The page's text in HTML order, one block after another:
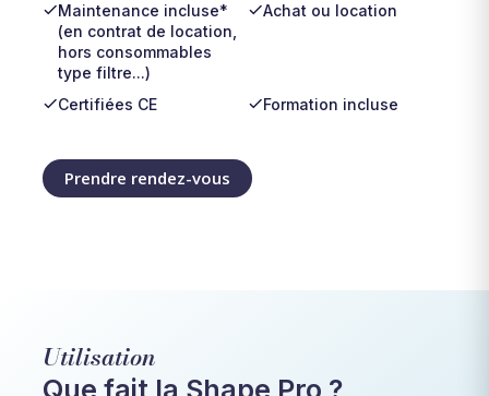
Maintenance incluse*
(en contrat de location,
hors consommables
type filtre...)
Achat ou location
Certifiées CE Formation incluse
Prendre rendez-vous
Utilisation